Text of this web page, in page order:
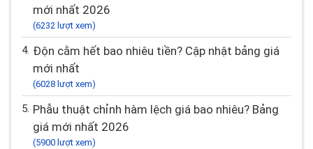
mới nhất 2026
(6232 lượt xem)
4. Độn cằm hết bao nhiêu tiền? Cập nhật bảng giá
mới nhất
(6028 lượt xem)
5. Phẫu thuật chỉnh hàm lệch giá bao nhiêu? Bảng
giá mới nhất 2026
(5900 lượt xem)